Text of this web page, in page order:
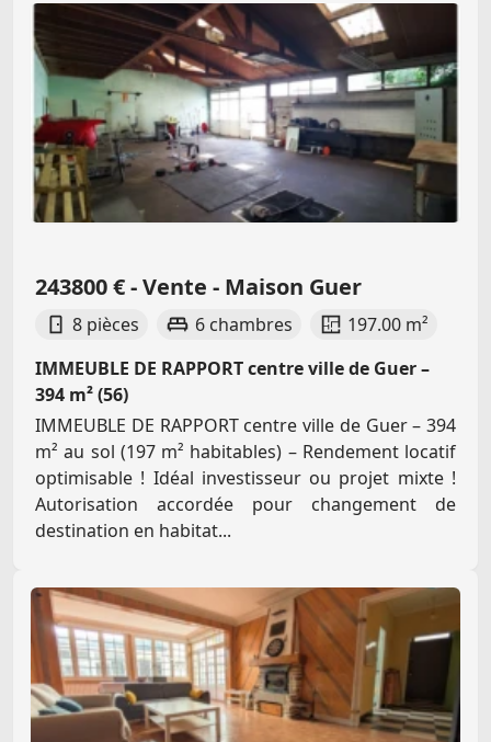
243800 € - Vente - Maison Guer
8 pièces 6 chambres
197.00 m²
IMMEUBLE DE RAPPORT centre ville de Guer –
394 m² (56)
IMMEUBLE DE RAPPORT centre ville de Guer – 394
m² au sol (197 m² habitables) – Rendement locatif
optimisable ! Idéal investisseur ou projet mixte !
Autorisation accordée pour changement de
destination en habitat...